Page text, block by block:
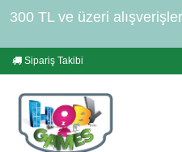
300 TL ve üzeri
Sipariş Takibi